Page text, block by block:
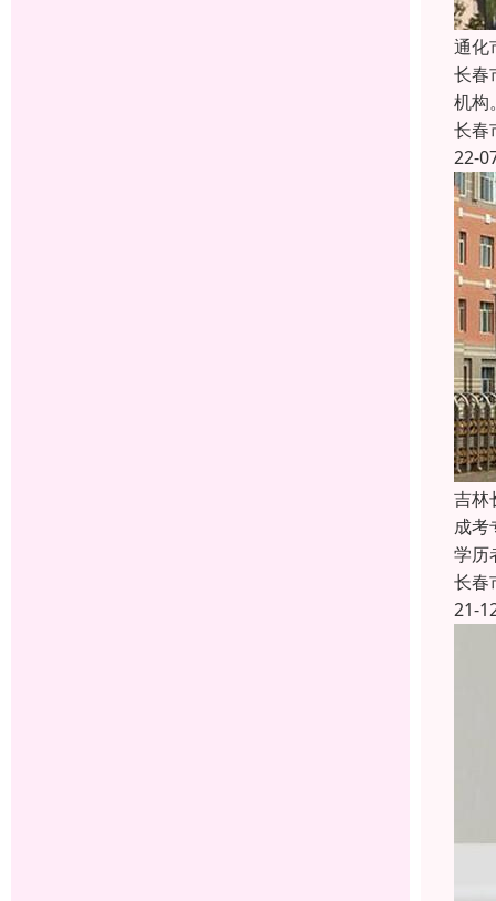
通化
长春
机构
长春
22-
吉林
成考
学历
长春
21-